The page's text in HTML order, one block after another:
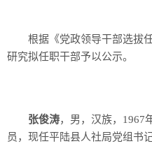
根据《党政领导干部选拔
研究拟任职干部予以公示。
张俊涛，男，汉族，1967
员，现任平陆县人社局党组书